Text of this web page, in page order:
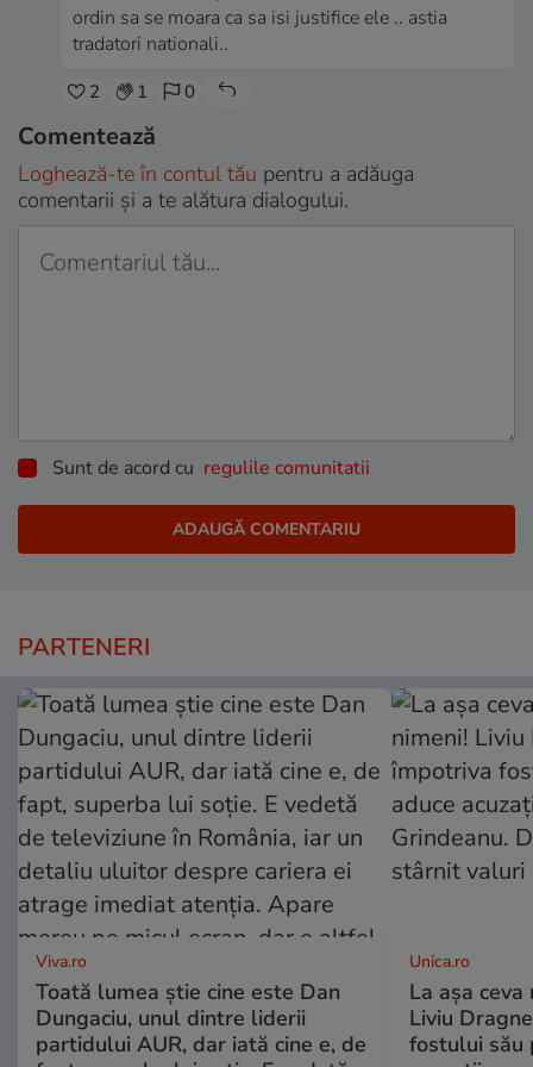
ordin sa se moara ca sa isi justifice ele .. astia
tradatori nationali..
2 1 0
Comentează
Loghează-te în contul tău pentru a adăuga
comentarii și a te alătura dialogului.
Sunt de acord cu regulile comunitatii
PARTENERI
Viva.ro
Toată lumea știe cine este Dan
Dungaciu, unul dintre liderii
partidului AUR, dar iată cine e, de
Unica.ro
La așa
Liviu
fostului său